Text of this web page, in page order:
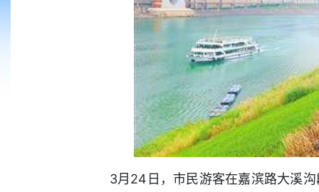
3月24日，市民游客在嘉滨路大溪